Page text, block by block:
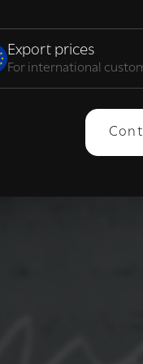
Export prices
For international
Targeting
ALLES